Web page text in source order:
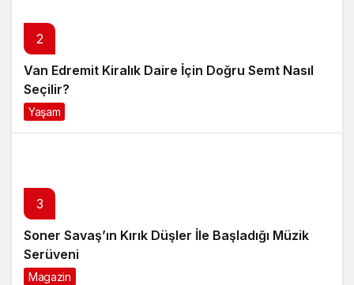
2
Van Edremit Kiralık Daire İçin Doğru Semt Nasıl
Seçilir?
Yaşam
3
Soner Savaş’ın Kırık Düşler İle Başladığı Müzik
Serüveni
Magazin